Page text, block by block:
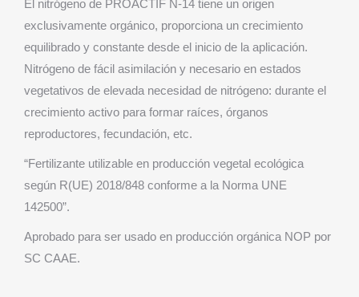
El nitrógeno de PROACTIF N-14 tiene un origen
exclusivamente orgánico, proporciona un crecimiento
equilibrado y constante desde el inicio de la aplicación.
Nitrógeno de fácil asimilación y necesario en estados
vegetativos de elevada necesidad de nitrógeno: durante el
crecimiento activo para formar raíces, órganos
reproductores, fecundación, etc.
“Fertilizante utilizable en producción vegetal ecológica
según R(UE) 2018/848 conforme a la Norma UNE
142500”.
Aprobado para ser usado en producción orgánica NOP por
SC CAAE.